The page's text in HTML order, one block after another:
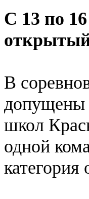
С 13 по
открытый
В
допущены
школ
одной
категория